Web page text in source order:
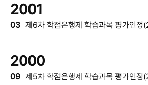
2001
03 제6차 학점은행제 학습과목 평가인정
2000
09 제5차 학점은행제 학습과목 평가인정